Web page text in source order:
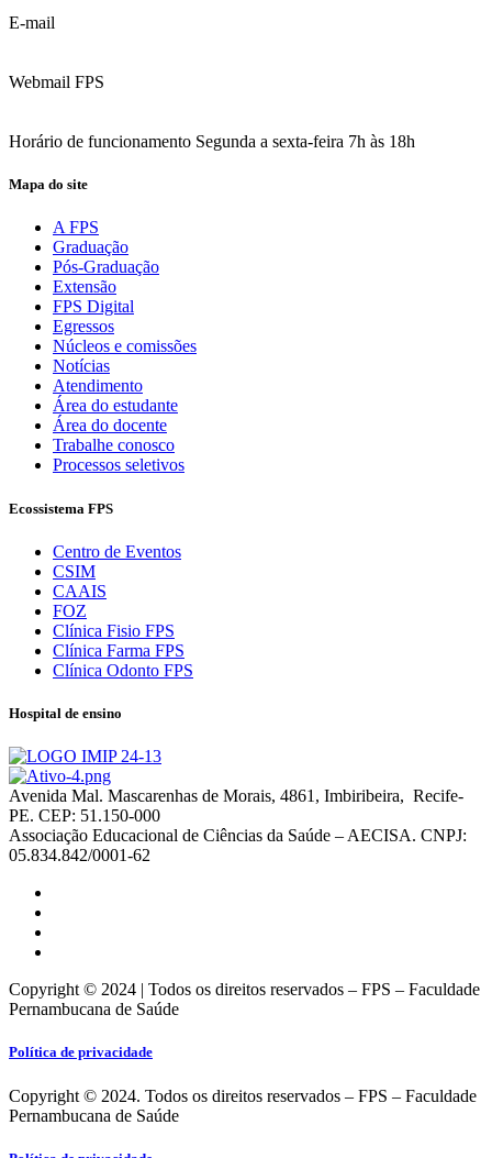
E-mail
Webmail FPS
Horário de funcionamento Segunda a sexta-feira 7h às 18h
Mapa do site
A FPS
Graduação
Pós-Graduação
Extensão
FPS Digital
Egressos
Núcleos e comissões
Notícias
Atendimento
Área do estudante
Área do docente
Trabalhe conosco
Processos seletivos
Ecossistema FPS
Centro de Eventos
CSIM
CAAIS
FOZ
Clínica Fisio FPS
Clínica Farma FPS
Clínica Odonto FPS
Hospital de ensino
Avenida Mal. Mascarenhas de Morais, 4861, Imbiribeira, Recife-
PE. CEP: 51.150-000
Associação Educacional de Ciências da Saúde – AECISA. CNPJ:
05.834.842/0001-62
Copyright © 2024 | Todos os direitos reservados – FPS – Faculdade
Pernambucana de Saúde
Política de privacidade
Copyright © 2024. Todos os direitos reservados – FPS – Faculdade
Pernambucana de Saúde